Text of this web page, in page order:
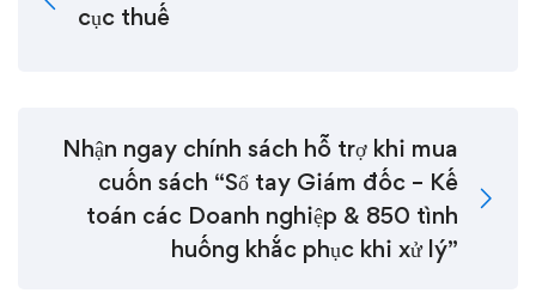
cục thuế
Nhận ngay chính sách hỗ trợ khi mua
cuốn sách “Sổ tay Giám đốc – Kế
toán các Doanh nghiệp & 850 tình
huống khắc phục khi xử lý”